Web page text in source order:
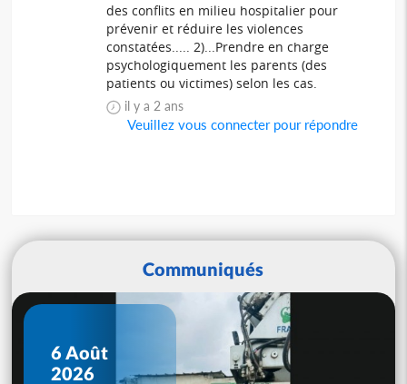
des conflits en milieu hospitalier pour
prévenir et réduire les violences
constatées..... 2)...Prendre en charge
psychologiquement les parents (des
patients ou victimes) selon les cas.
il y a 2 ans
Veuillez vous connecter pour répondre
Communiqués
6 Août
2026